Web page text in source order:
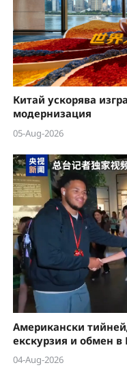
Китай ускорява
модернизация
05-Aug-2026
Американски
екскурзия и обмен в
04-Aug-2026